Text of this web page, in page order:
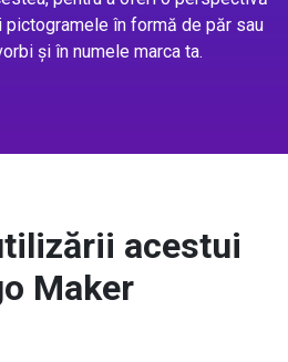
în formă de păr sau
și în numele marca ta.
acestui
Maker